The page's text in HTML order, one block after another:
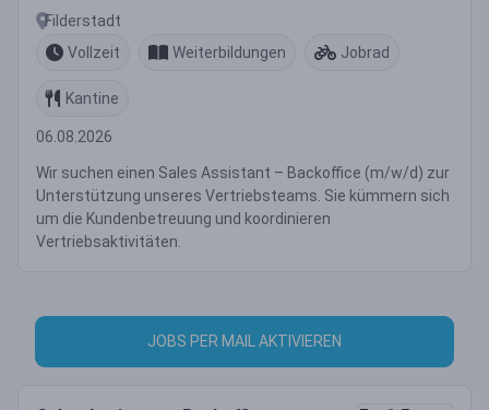
Filderstadt
Vollzeit
Weiterbildungen Jobrad
Kantine
06.08.2026
Wir suchen einen Sales Assistant – Backoffice (m/w/d) zur
Unterstützung unseres Vertriebsteams. Sie kümmern sich
um die Kundenbetreuung und koordinieren
Vertriebsaktivitäten.
JOBS PER MAIL AKTIVIEREN